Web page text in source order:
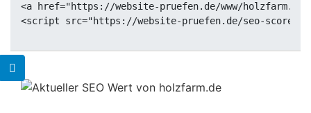
<a href="https://website-pruefen.de/www/